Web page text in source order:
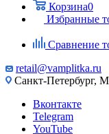
Корзина0
Избранные
Сравнение
retail@vamplitka.ru
Санкт-Петербург,
Вконтакте
Telegram
YouTube